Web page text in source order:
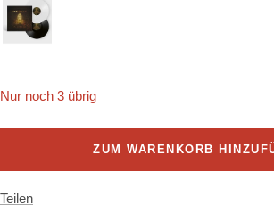
Nur noch 3 übrig
ZUM WARENKORB
Teilen